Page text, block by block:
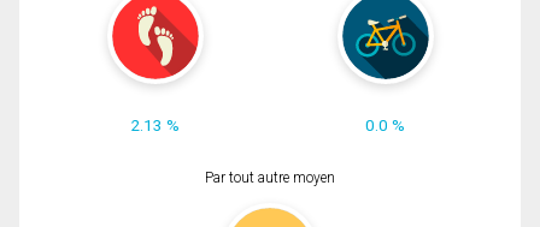
2.13 % 0.0 %
Par tout autre moyen